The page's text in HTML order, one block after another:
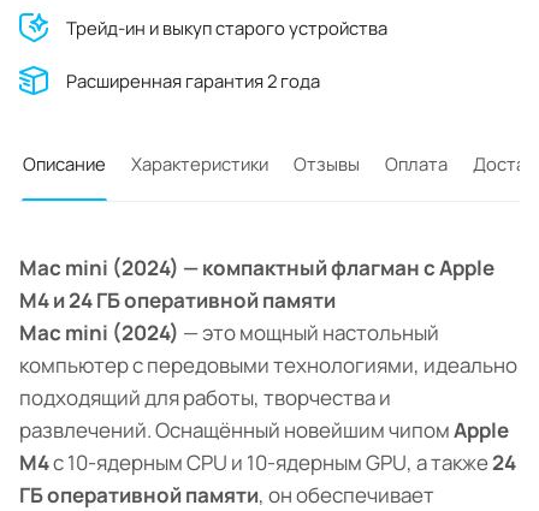
Трейд-ин и выкуп старого устройства
Расширенная гарантия 2 года
Описание Характеристики Отзывы Оплата
Mac mini (2024) — компактный флагман с Apple
M4 и 24 ГБ оперативной памяти
Mac mini (2024) — это мощный настольный
компьютер с передовыми технологиями, идеально
подходящий для работы, творчества и
развлечений. Оснащённый новейшим чипомApple
M4с 10-ядерным CPU и 10-ядерным GPU, а также24
ГБ оперативной памяти, он обеспечивает